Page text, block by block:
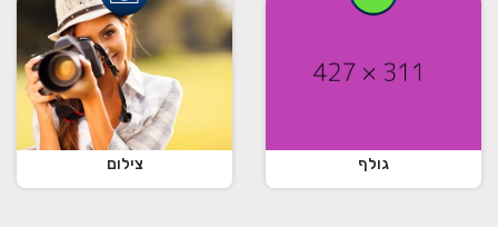
גולף צילום